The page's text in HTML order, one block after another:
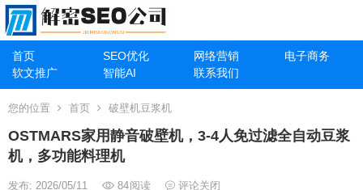
首页 SEO优化 网络营销
电子商务
软文推广
智能AI 联系我们
您的位置 首页 破壁机豆浆机
OSTMARS家用静音破壁机，3-4人免过滤全自动豆浆
机，多功能料理机
发布: 2026/05/11 84阅读 评论关闭